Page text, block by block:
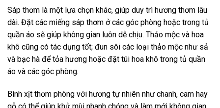
Sáp thơm là một lựa chọn khác, giúp duy trì hương thơm lâu
dài. Đặt các miếng sáp thơm ở các góc phòng hoặc trong tủ
quần áo sẽ giúp không gian luôn dễ chịu. Thảo mộc và hoa
khô cũng có tác dụng tốt; đun sôi các loại thảo mộc như sả
và bạc hà để tỏa hương hoặc đặt túi hoa khô trong tủ quần
áo và các góc phòng.
Bình xịt thơm phòng với hương tự nhiên như chanh, cam hay